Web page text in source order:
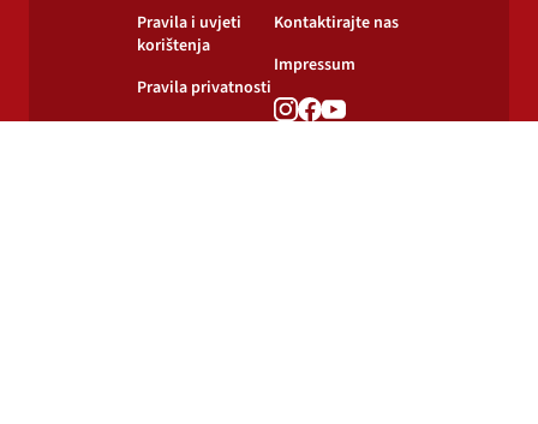
Pravila i uvjeti
korištenja
Pravila privatnosti
Kontaktirajte nas
Impressum